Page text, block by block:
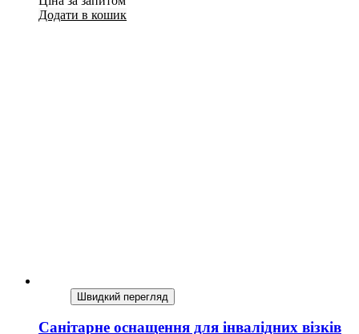
Додати в кошик
Швидкий перегляд
Санітарне оснащення для інвалідних візків